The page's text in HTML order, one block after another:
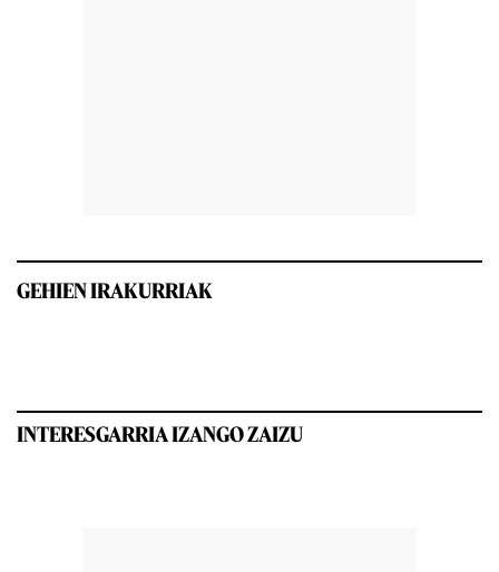
GEHIEN IRAKURRIAK
INTERESGARRIA IZANGO ZAIZU